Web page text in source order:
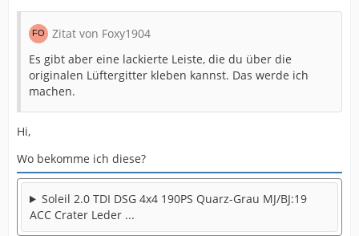
Zitat von Foxy1904
Es gibt aber eine lackierte Leiste, die du über die
originalen Lüftergitter kleben kannst. Das werde ich
machen.
Hi,
Wo bekomme ich diese?
Soleil 2.0 TDI DSG 4x4 190PS Quarz-Grau MJ/BJ:19
ACC Crater Leder ...